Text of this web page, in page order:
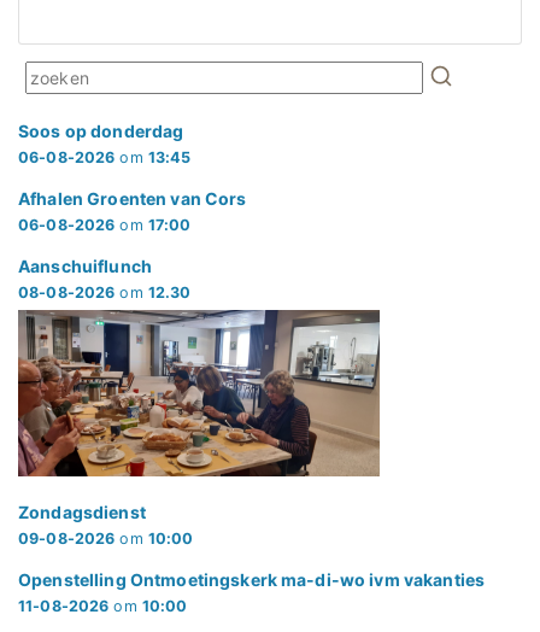
Soos op donderdag
06-08-2026 om 13:45
Afhalen Groenten van Cors
06-08-2026 om 17:00
Aanschuiflunch
08-08-2026 om 12.30
Zondagsdienst
09-08-2026 om 10:00
Openstelling Ontmoetingskerk ma-di-wo ivm vakanties
11-08-2026 om 10:00